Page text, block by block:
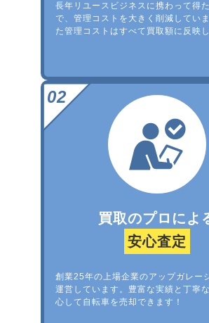
長年リユースビジネスに携わって得
で、管理コストを大きく削減してい
た管理コストはすべて買取額に反映
買取のプロによ
安心査定
創業25年の上場企業のアップガレー
運営しています。豊富な実績と丁寧
心して自転車を売却できます！